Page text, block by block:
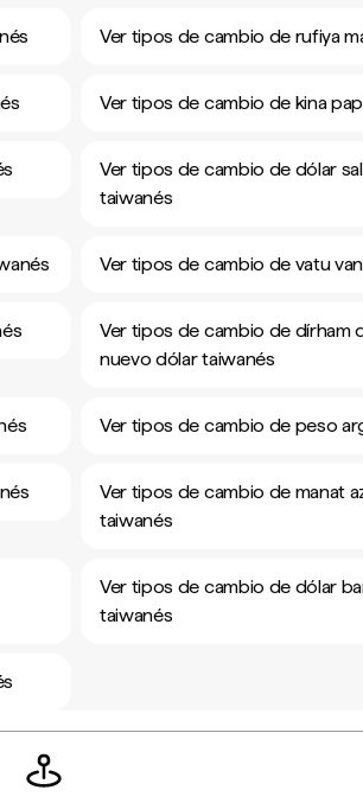
Ver tipos de cambio de rufiya
Ver tipos de cambio de kina
Ver tipos de cambio de dólar
taiwanés
Ver tipos de cambio de vatu
Ver tipos de cambio de dírham
nuevo dólar taiwanés
Ver tipos de cambio de peso
Ver tipos de cambio de manat
taiwanés
Ver tipos de cambio de dólar
taiwanés